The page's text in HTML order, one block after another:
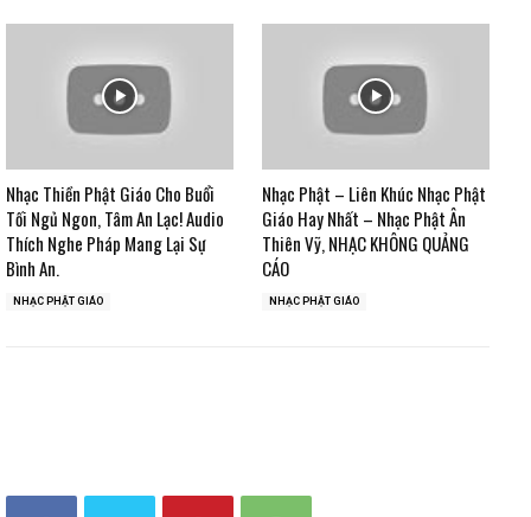
Nhạc Thiền Phật Giáo Cho Buổi
Tối Ngủ Ngon, Tâm An Lạc! Audio
Thích Nghe Pháp Mang Lại Sự
Bình An.
NHẠC PHẬT GIÁO
Nhạc Phật – Liên Khúc Nhạc Phật
Giáo Hay Nhất – Nhạc Phật Ân
Thiên Vỹ, NHẠC KHÔNG QUẢNG
CÁO
NHẠC PHẬT GIÁO